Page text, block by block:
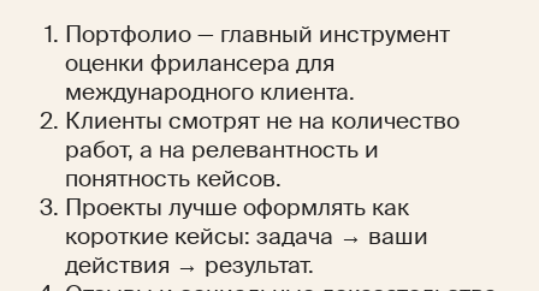
Портфолио — главный инструмент
оценки фрилансера для
международного клиента.
Клиенты смотрят не на количество
работ, а на релевантность и
понятность кейсов.
Проекты лучше оформлять как
короткие кейсы: задача → ваши
действия → результат.